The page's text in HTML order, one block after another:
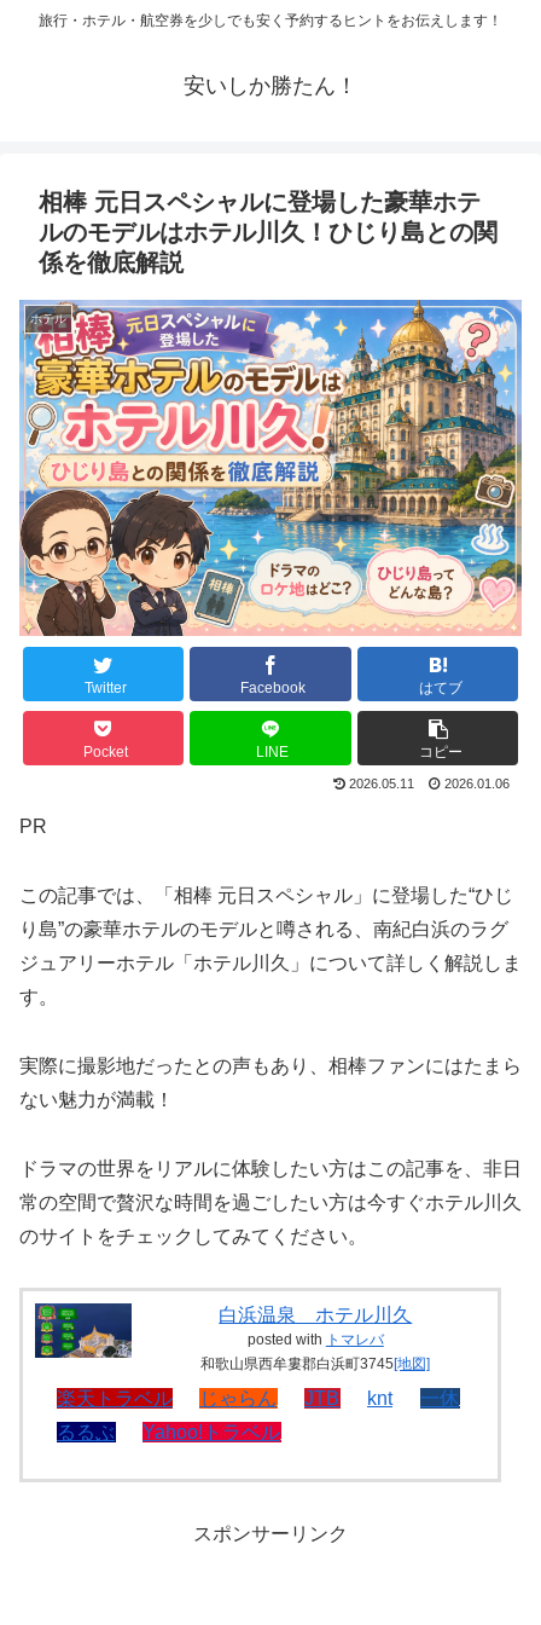
旅行・ホテル・航空券を少しでも安く予約するヒントをお伝えします！
安いしか勝たん！
相棒 元日スペシャルに登場した豪華ホテ
ルのモデルはホテル川久！ひじり島との関
係を徹底解説
ホテル
Twitter Facebook はてブ
Pocket LINE コピー
2026.05.11 2026.01.06
PR
この記事では、「相棒 元日スペシャル」に登場した“ひじ
り島”の豪華ホテルのモデルと噂される、南紀白浜のラグ
ジュアリーホテル「ホテル川久」について詳しく解説しま
す。
実際に撮影地だったとの声もあり、相棒ファンにはたまら
ない魅力が満載！
ドラマの世界をリアルに体験したい方はこの記事を、非日
常の空間で贅沢な時間を過ごしたい方は今すぐホテル川久
のサイトをチェックしてみてください。
白浜温泉 ホテル川久
posted with トマレバ
和歌山県西牟婁郡白浜町3745 [地図]
楽天トラベル じゃらん JTB knt
一休
るるぶ
Yahoo!トラベル
スポンサーリンク